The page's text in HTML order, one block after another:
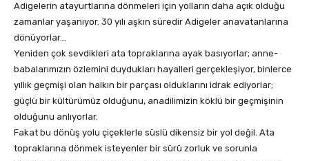
Adigelerin atayurtlarına dönmeleri için yolların daha açık olduğu
zamanlar yaşanıyor. 30 yılı aşkın süredir Adigeler anavatanlarına
dönüyorlar…
Yeniden çok sevdikleri ata topraklarına ayak basıyorlar; anne-
babalarımızın özlemini duydukları hayalleri gerçekleşiyor, binlerce
yıllık geçmişi olan halkın bir parçası olduklarını idrak ediyorlar;
güçlü bir kültürümüz olduğunu, anadilimizin köklü bir geçmişinin
olduğunu anlıyorlar.
Fakat bu dönüş yolu çiçeklerle süslü dikensiz bir yol değil. Ata
topraklarına dönmek isteyenler bir sürü zorluk ve sorunla